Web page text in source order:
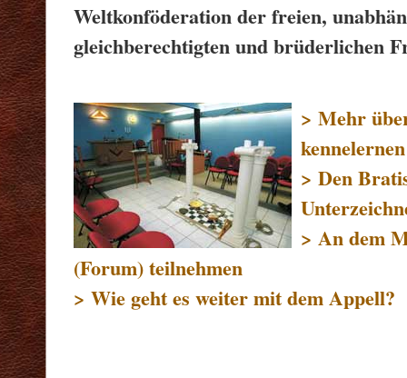
Weltkonföderation der freien,
gleichberechtigten und brüderlichen
> Mehr
kennelernen
> Den
> An dem
(Forum) teilnehmen
> Wie geht es weiter mit dem Appell?